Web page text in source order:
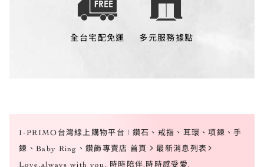
全台宅配免運 多元服務據點
I-PRIMO台灣線上購物平台 | 鑽石、戒指、耳環、項鍊、手
鍊、Baby Ring、鑽飾專賣店 首頁
最新消息列表
Love,always with you. 時時陪伴,時時感受愛.